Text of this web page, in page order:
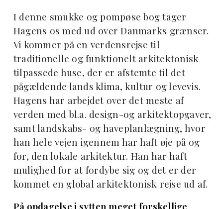
I denne smukke og pompøse bog tager
Hagens os med ud over Danmarks grænser.
Vi kommer på en verdensrejse til
traditionelle og funktionelt arkitektonisk
tilpassede huse, der er afstemte til det
pågældende lands klima, kultur og levevis.
Hagens har arbejdet over det meste af
verden med bl.a. design-og arkitektopgaver,
samt landskabs- og haveplanlægning, hvor
han hele vejen igennem har haft øje på og
for, den lokale arkitektur. Han har haft
mulighed for at fordybe sig og det er der
kommet en global arkitektonisk rejse ud af.
På opdagelse i sytten meget forskellige